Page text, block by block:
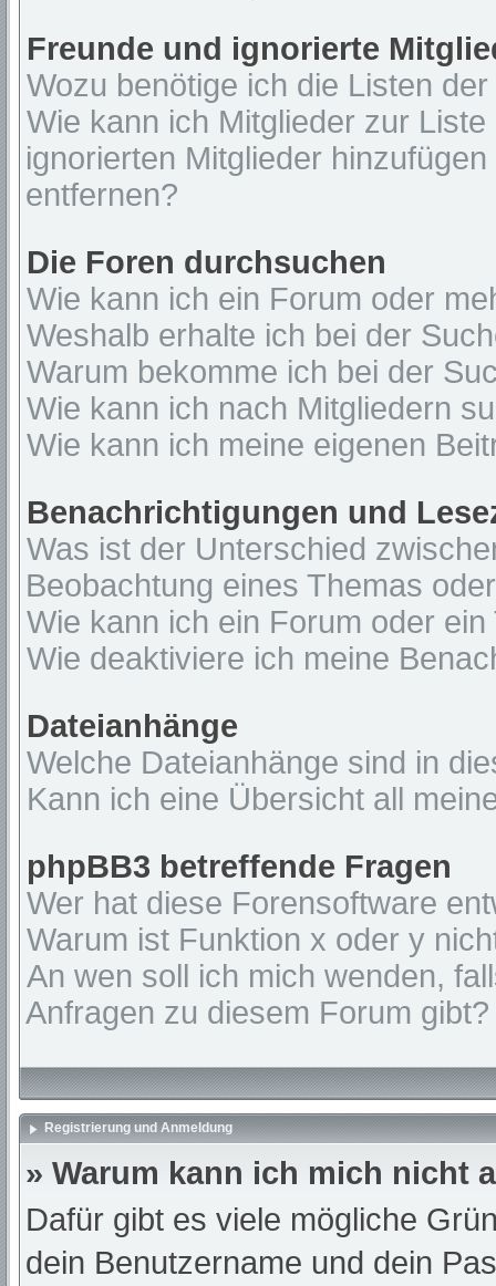
Freunde und ignorierte
Wozu benötige ich die Listen
Wie kann ich Mitglieder zur
ignorierten Mitglieder
entfernen?
Die Foren durchsuchen
Wie kann ich ein Forum oder
Weshalb erhalte ich bei der
Warum bekomme ich bei der
Wie kann ich nach Mitgliedern
Wie kann ich meine eigenen
Benachrichtigungen und
Was ist der Unterschied
Beobachtung eines Themas
Wie kann ich ein Forum oder
Wie deaktiviere ich meine
Dateianhänge
Welche Dateianhänge sind in
Kann ich eine Übersicht all
phpBB3 betreffende Fragen
Wer hat diese Forensoftware
Warum ist Funktion x oder y
An wen soll ich mich wenden,
Anfragen zu diesem Forum gibt?
Registrierung und Anmeldung
» Warum kann ich mich nicht
Dafür gibt es viele mögliche
dein Benutzername und dein